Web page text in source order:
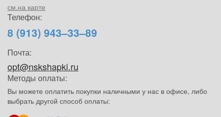
см.на карте
Телефон:
8 (913) 943–33–89
Почта:
opt@nskshapki.ru
Методы оплаты:
Вы можете оплатить покупки наличными у нас в офисе, либо
выбрать другой способ оплаты: